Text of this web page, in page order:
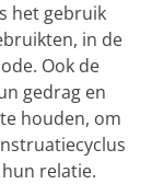
het gebruik
in de
Ook de
gedrag en
houden, om
relatie.